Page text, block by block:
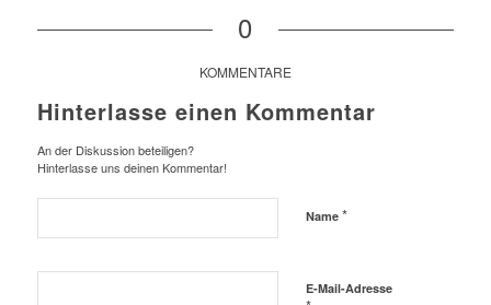
0
KOMMENTARE
Hinterlasse einen Kommentar
An der Diskussion beteiligen?
Hinterlasse uns deinen Kommentar!
Name *
E-Mail-Adresse